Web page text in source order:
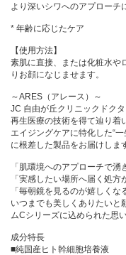
より深いシワへのアプローチ
* 年齢に応じたケア
【使用方法】
素肌に直接、または化粧水や
りお顔になじませます。
～ARES（アレース）～
JC 自由が丘クリニックドク
再生医療の技術を得て辿り着
エイジングケアに特化した“
に根差した製品をお届けしま
「肌環境へのアプローチで湧
「実感したい場所へ届く処方
「毎朝鏡を見るのが嬉しくな
いつまでも美しくありたいと
ムCシリーズに込められた思い
成分特長
■純国産ヒト幹細胞培養液